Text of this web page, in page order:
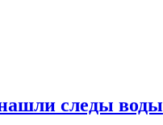
следы воды